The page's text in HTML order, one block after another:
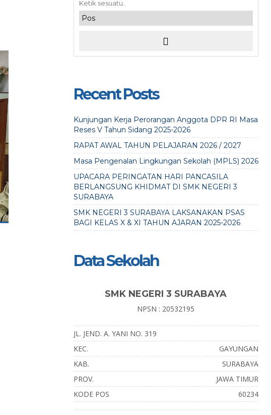
Recent Posts
Kunjungan Kerja Perorangan Anggota DPR RI Masa
Reses V Tahun Sidang 2025-2026
RAPAT AWAL TAHUN PELAJARAN 2026 / 2027
Masa Pengenalan Lingkungan Sekolah (MPLS) 2026
UPACARA PERINGATAN HARI PANCASILA
BERLANGSUNG KHIDMAT DI SMK NEGERI 3
SURABAYA
SMK NEGERI 3 SURABAYA LAKSANAKAN PSAS
BAGI KELAS X & XI TAHUN AJARAN 2025-2026
Data Sekolah
SMK NEGERI 3 SURABAYA
NPSN : 20532195
JL. JEND. A. YANI NO. 319
KEC.
GAYUNGAN
KAB.
SURABAYA
PROV.
JAWA TIMUR
KODE POS
60234